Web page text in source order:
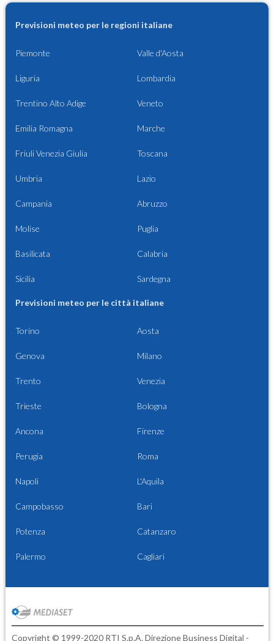
Previsioni meteo per le regioni italiane
Piemonte Valle d'Aosta
Liguria Lombardia
Trentino Alto Adige Veneto
Emilia Romagna Marche
Friuli Venezia Giulia Toscana
Umbria Lazio
Campania Abruzzo
Molise Puglia
Basilicata Calabria
Sicilia Sardegna
Previsioni meteo per le città italiane
Torino Aosta
Genova Milano
Trento Venezia
Trieste Bologna
Ancona Firenze
Perugia Roma
Napoli L'Aquila
Campobasso Bari
Potenza Catanzaro
Palermo Cagliari
Copyright © 1999-2020 RTI S.p.A. Direzione Business Digital -